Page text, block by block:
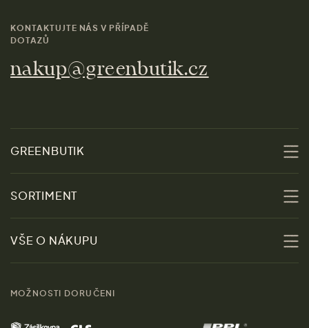
KONTAKTUJTE NÁS V PŘÍPADĚ
DOTAZŮ
nakup@greenbutik.cz
GREENBUTIK
Udržitelnost
Obchody
Kontakt
SORTIMENT
Slevy
Ženy
Muži
VŠE O NÁKUPU
MOŽNOSTI DORUČENI